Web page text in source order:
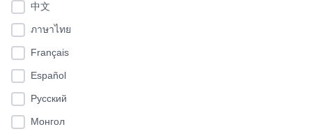
中文
ภาษาไทย
Français
Español
Pусский
Монгол